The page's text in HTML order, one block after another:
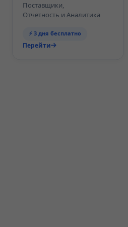
Поставщики,
Отчетность и Аналитика
⚡ 3 дня бесплатно
Перейти